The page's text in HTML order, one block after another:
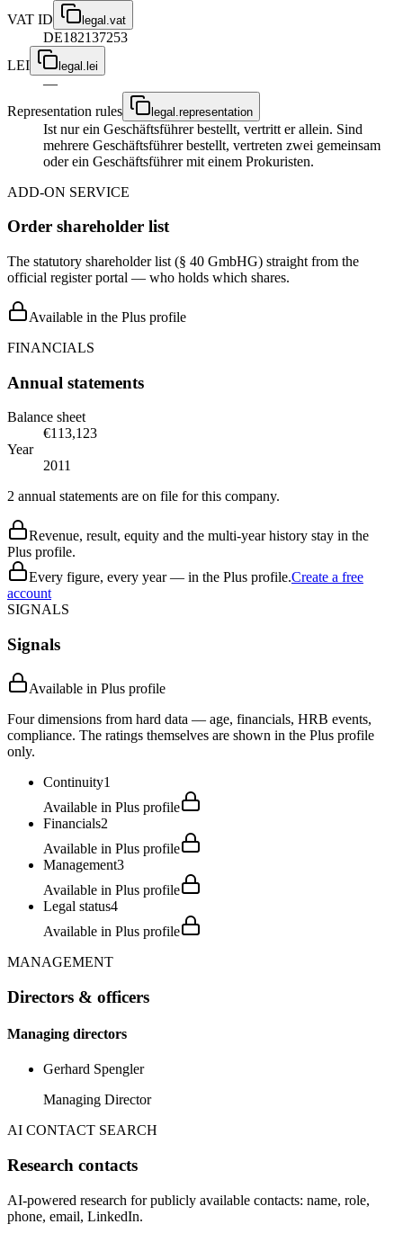
VAT ID legal.vat
DE182137253
LEI
legal.lei
—
Representation rules
legal.representation
Ist nur ein Geschäftsführer bestellt, vertritt er allein. Sind
mehrere Geschäftsführer bestellt, vertreten zwei gemeinsam
oder ein Geschäftsführer mit einem Prokuristen.
ADD-ON SERVICE
Order shareholder list
The statutory shareholder list (§ 40 GmbHG) straight from the
official register portal — who holds which shares.
Available in the Plus profile
FINANCIALS
Annual statements
Balance sheet
€113,123
Year
2011
2 annual statements are on file for this company.
Revenue, result, equity and the multi-year history stay in the
Plus profile.
Every figure, every year — in the Plus profile.Create a free
account
SIGNALS
Signals
Available in Plus profile
Four dimensions from hard data — age, financials, HRB events,
compliance. The ratings themselves are shown in the Plus profile
only.
Continuity1
Available in Plus profile
Financials2
Available in Plus profile
Management3
Available in Plus profile
Legal status4
Available in Plus profile
MANAGEMENT
Directors & officers
Managing directors
Gerhard Spengler
Managing Director
AI CONTACT SEARCH
Research contacts
AI-powered research for publicly available contacts: name, role,
phone, email, LinkedIn.